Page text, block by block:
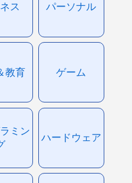
ス パーソナル
教育 ゲーム
ミン
ハードウェア